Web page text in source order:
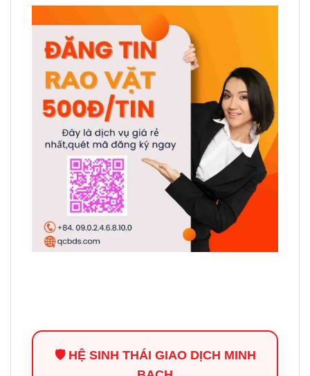
🛡️ HỆ SINH THÁI GIAO DỊCH MINH